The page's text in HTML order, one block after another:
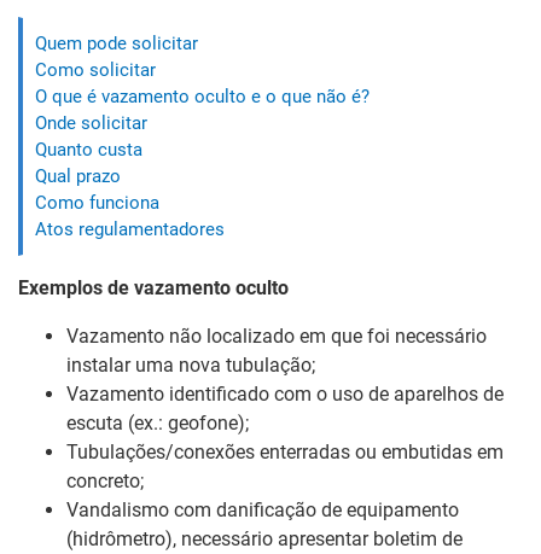
Quem pode solicitar
Como solicitar
O que é vazamento oculto e o que não é?
Onde solicitar
Quanto custa
Qual prazo
Como funciona
Atos regulamentadores
Exemplos de vazamento oculto
Vazamento não localizado em que foi necessário
instalar uma nova tubulação;
Vazamento identificado com o uso de aparelhos de
escuta (ex.: geofone);
Tubulações/conexões enterradas ou embutidas em
concreto;
Vandalismo com danificação de equipamento
(hidrômetro), necessário apresentar boletim de